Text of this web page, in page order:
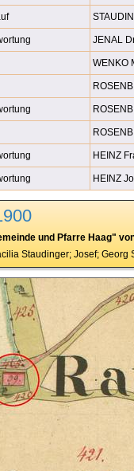
JENAL
WENKO
HEINZ
HEINZ
und Pfarre Haag"
Staudinger; Josef; Georg